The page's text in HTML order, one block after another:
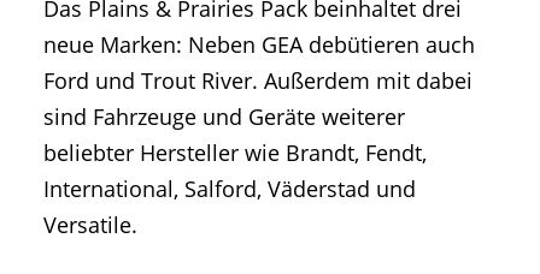
Das Plains & Prairies Pack beinhaltet drei
neue Marken: Neben GEA debütieren auch
Ford und Trout River. Außerdem mit dabei
sind Fahrzeuge und Geräte weiterer
beliebter Hersteller wie Brandt, Fendt,
International, Salford, Väderstad und
Versatile.